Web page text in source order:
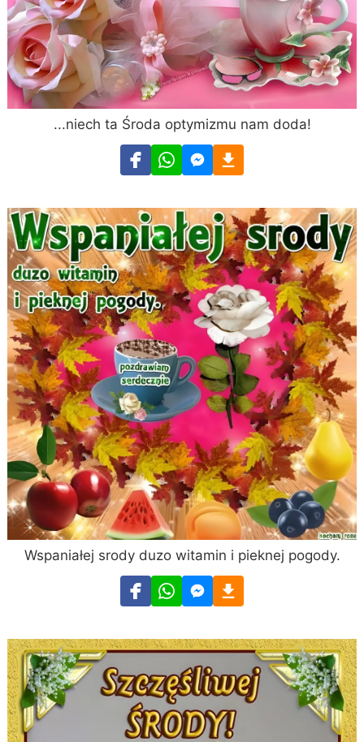
...niech ta Środa optymizmu nam doda!
Wspaniałej srody duzo witamin i pieknej pogody.